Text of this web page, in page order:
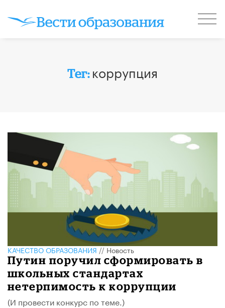
Тег: коррупция
КАЧЕСТВО ОБРАЗОВАНИЯ//Новость
Путин поручил сформировать в
школьных стандартах
нетерпимость к коррупции
(И провести конкурс по теме.)